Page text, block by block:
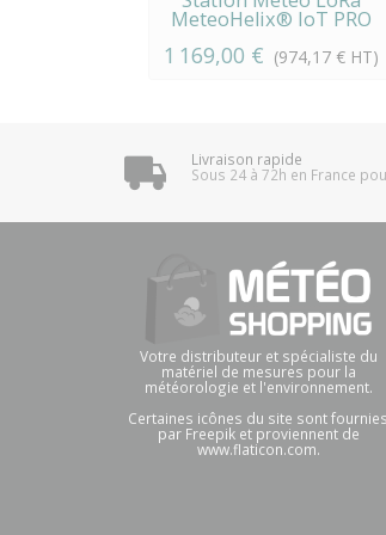
MeteoHelix® IoT PRO
1 169,00 € (974,17 € HT)
Livraison rapide
Sous 24 à 72h en France
Votre distributeur et spécialiste du
matériel de mesures pour la
météorologie et l'environnement.
Certaines icônes du site sont fournies
par Freepik et proviennent de
www.flaticon.com.